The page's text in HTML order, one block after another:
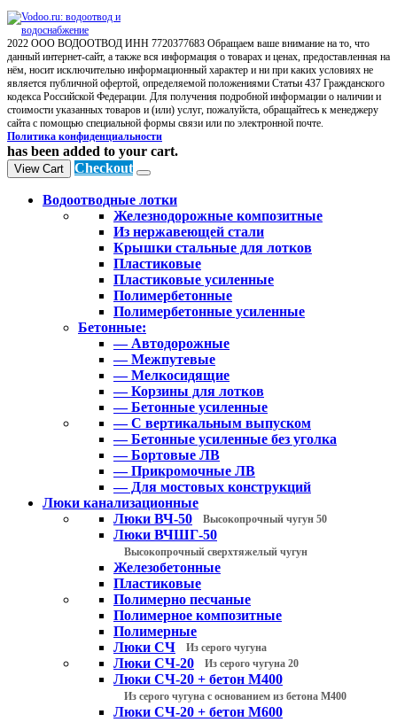
2022 ООО ВОДООТВОД ИНН 7720377683 Обращаем ваше внимание на то, что
данный интернет-сайт, а также вся информация о товарах и ценах, предоставленная на
нём, носит исключительно информационный характер и ни при каких условиях не
является публичной офертой, определяемой положениями Статьи 437 Гражданского
кодекса Российской Федерации. Для получения подробной информации о наличии и
стоимости указанных товаров и (или) услуг, пожалуйста, обращайтесь к менеджеру
сайта с помощью специальной формы связи или по электронной почте.
Политика конфиденциальности
has been added to your cart.
View Cart Checkout
Водоотводные лотки
Железнодорожные композитные
Из нержавеющей стали
Крышки стальные для лотков
Пластиковые
Пластиковые усиленные
Полимербетонные
Полимербетонные усиленные
Бетонные:
— Автодорожные
— Межпутевые
— Мелкосидящие
— Корзины для лотков
— Бетонные усиленные
— С вертикальным выпуском
— Бетонные усиленные без уголка
— Бортовые ЛВ
— Прикромочные ЛВ
— Для мостовых конструкций
Люки канализационные
Люки ВЧ-50
Высокопрочный чугун 50
Люки ВЧШГ-50
Высокопрочный сверхтяжелый чугун
Железобетонные
Пластиковые
Полимерно песчаные
Полимерное композитные
Полимерные
Люки СЧ
Из серого чугуна
Люки СЧ-20 Из серого чугуна 20
Люки СЧ-20 + бетон М400
Из серого чугуна с основанием из бетона М400
Люки СЧ-20 + бетон М600